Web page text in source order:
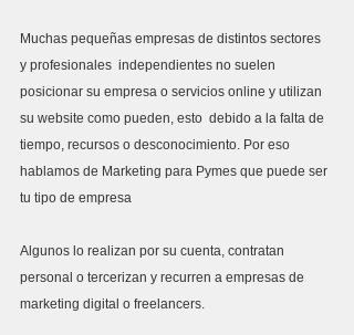
Muchas pequeñas empresas de distintos sectores
y profesionales  independientes no suelen
posicionar su empresa o servicios online y utilizan
su website como pueden, esto  debido a la falta de
tiempo, recursos o desconocimiento. Por eso
hablamos de Marketing para Pymes que puede ser
tu tipo de empresa
Algunos lo realizan por su cuenta, contratan
personal o tercerizan y recurren a empresas de
marketing digital o freelancers.